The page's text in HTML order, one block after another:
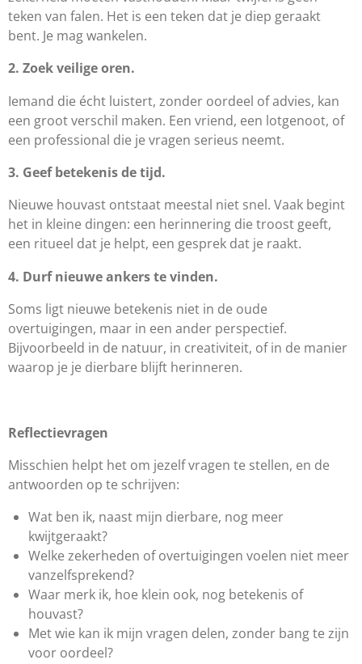
teken van falen. Het is een teken dat je diep geraakt
bent. Je mag wankelen.
2. Zoek veilige oren.
Iemand die écht luistert, zonder oordeel of advies, kan
een groot verschil maken. Een vriend, een lotgenoot, of
een professional die je vragen serieus neemt.
3. Geef betekenis de tijd.
Nieuwe houvast ontstaat meestal niet snel. Vaak begint
het in kleine dingen: een herinnering die troost geeft,
een ritueel dat je helpt, een gesprek dat je raakt.
4. Durf nieuwe ankers te vinden.
Soms ligt nieuwe betekenis niet in de oude
overtuigingen, maar in een ander perspectief.
Bijvoorbeeld in de natuur, in creativiteit, of in de manier
waarop je je dierbare blijft herinneren.
Reflectievragen
Misschien helpt het om jezelf vragen te stellen, en de
antwoorden op te schrijven:
Wat ben ik, naast mijn dierbare, nog meer
kwijtgeraakt?
Welke zekerheden of overtuigingen voelen niet meer
vanzelfsprekend?
Waar merk ik, hoe klein ook, nog betekenis of
houvast?
Met wie kan ik mijn vragen delen, zonder bang te zijn
voor oordeel?